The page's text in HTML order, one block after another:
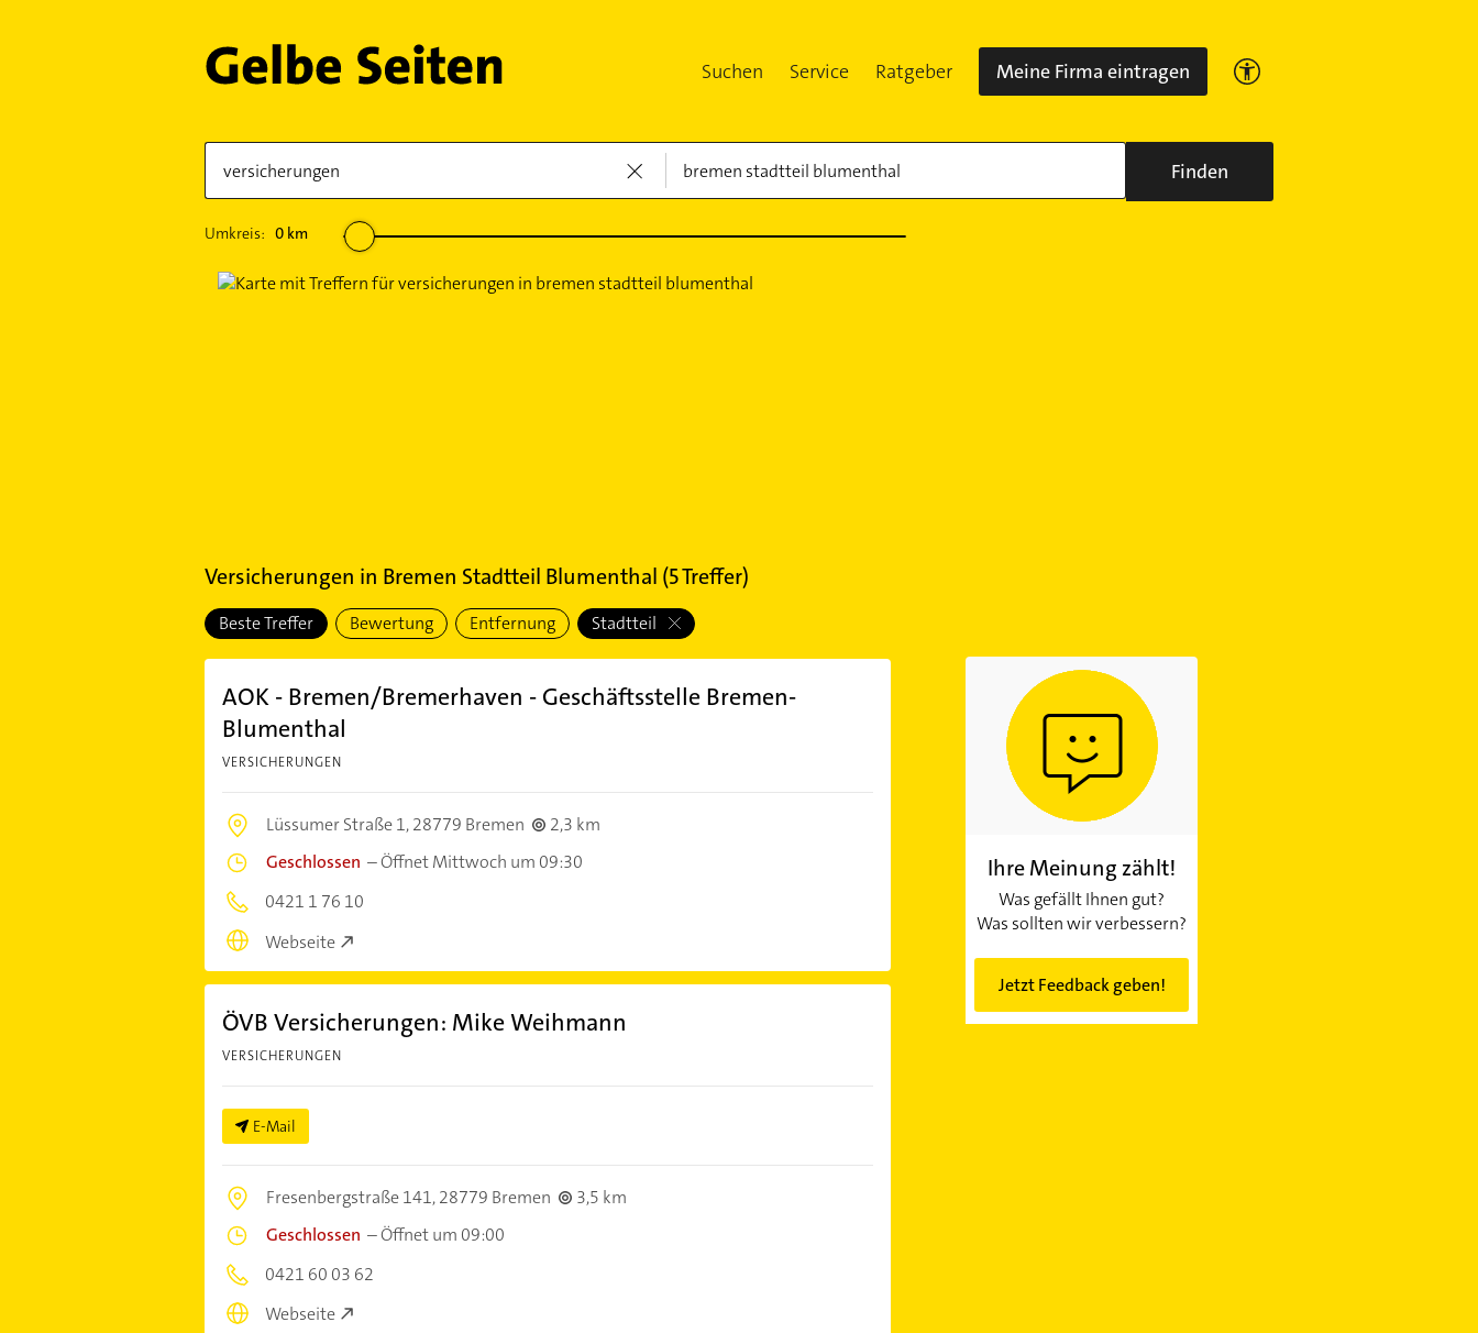
Suchen Service Ratgeber Meine Firma eintragen
Finden
Umkreis: 0km
Versicherungen in Bremen Stadtteil Blumenthal (5Treffer)
Beste Treffer Bewertung Entfernung Stadtteil
AOK - Bremen/Bremerhaven - Geschäftsstelle Bremen-
Blumenthal
VERSICHERUNGEN
Lüssumer Straße 1,28779 Bremen
2,3 km
Geschlossen –Öffnet Mittwoch um 09:30
0421 1 76 10
Webseite
ÖVB Versicherungen: Mike Weihmann
VERSICHERUNGEN
E-Mail
Fresenbergstraße 141,28779 Bremen
3,5 km
Geschlossen –Öffnet um 09:00
0421 60 03 62
Webseite
Ihre Meinung zählt!
Was gefällt Ihnen gut?
Was sollten wir verbessern?
Jetzt Feedback geben!